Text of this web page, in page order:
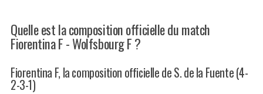
Quelle est la composition officielle du match
Fiorentina F - Wolfsbourg F ?
Fiorentina F, la composition officielle de S. de la Fuente (4-
2-3-1)